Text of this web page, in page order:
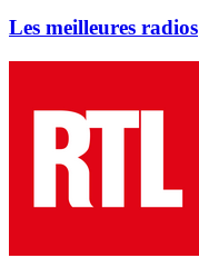
Les meilleures radios